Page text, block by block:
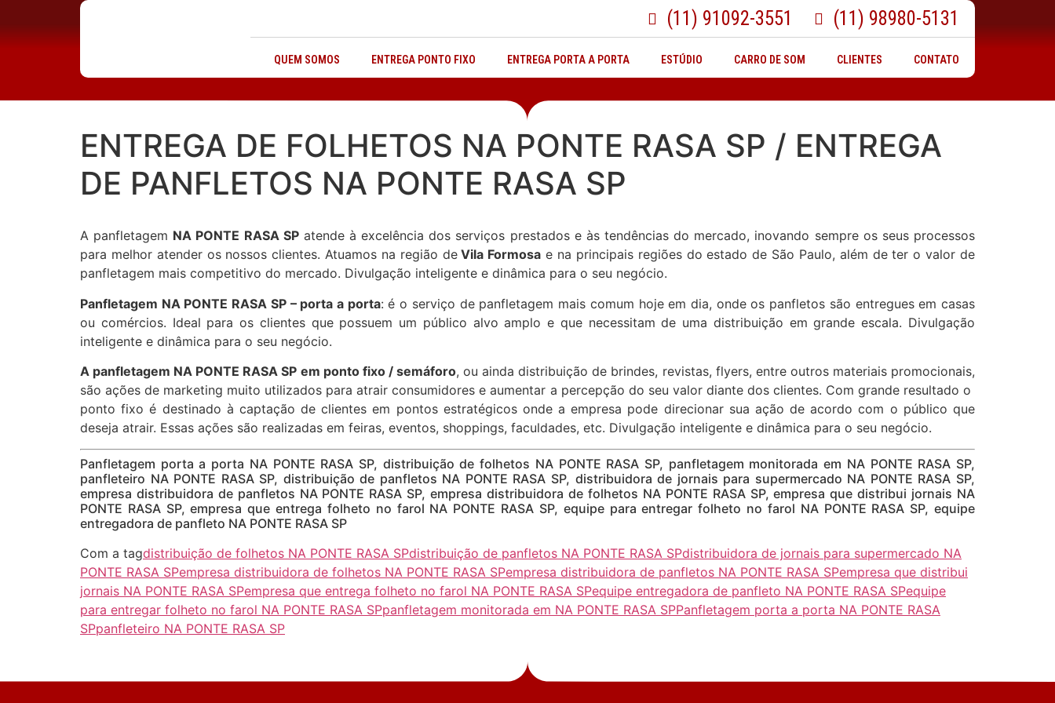
(11) 91092-3551 (11) 98980-5131
QUEM SOMOS ENTREGA PONTO FIXO ENTREGA PORTA A PORTA ESTÚDIO CARRO DE SOM CLIENTES CONTATO
ENTREGA DE FOLHETOS NA PONTE RASA SP / ENTREGA
DE PANFLETOS NA PONTE RASA SP
A panfletagem NA PONTE RASA SPatende à excelência dos serviços prestados e às tendências do mercado, inovando sempre os seus processos
para melhor atender os nossos clientes. Atuamos na região deVila Formosa e na principais regiões do estado de São Paulo, além de ter o valor de
panfletagem mais competitivo do mercado. Divulgação inteligente e dinâmica para o seu negócio.
Panfletagem NA PONTE RASA SP – porta a porta: é o serviço de panfletagem mais comum hoje em dia, onde os panfletos são entregues em casas
ou comércios. Ideal para os clientes que possuem um público alvo amplo e que necessitam de uma distribuição em grande escala. Divulgação
inteligente e dinâmica para o seu negócio.
A panfletagem NA PONTE RASA SP em ponto fixo / semáforo, ou ainda distribuição de brindes, revistas, flyers, entre outros materiais promocionais,
são ações de marketing muito utilizados para atrair consumidores e aumentar a percepção do seu valor diante dos clientes. Com grande resultado o
ponto fixo é destinado à captação de clientes em pontos estratégicos onde a empresa pode direcionar sua ação de acordo com o público que
deseja atrair. Essas ações são realizadas em feiras, eventos, shoppings, faculdades, etc. Divulgação inteligente e dinâmica para o seu negócio.
Panfletagem porta a porta NA PONTE RASA SP, distribuição de folhetos NA PONTE RASA SP, panfletagem monitorada em NA PONTE RASA SP,
panfleteiro NA PONTE RASA SP, distribuição de panfletos NA PONTE RASA SP, distribuidora de jornais para supermercado NA PONTE RASA SP,
empresa distribuidora de panfletos NA PONTE RASA SP, empresa distribuidora de folhetos NA PONTE RASA SP, empresa que distribui jornais NA
PONTE RASA SP, empresa que entrega folheto no farol NA PONTE RASA SP, equipe para entregar folheto no farol NA PONTE RASA SP, equipe
entregadora de panfleto NA PONTE RASA SP
Com a tagdistribuição de folhetos NA PONTE RASA SPdistribuição de panfletos NA PONTE RASA SPdistribuidora de jornais para supermercado NA
PONTE RASA SPempresa distribuidora de folhetos NA PONTE RASA SPempresa distribuidora de panfletos NA PONTE RASA SPempresa que distribui
jornais NA PONTE RASA SPempresa que entrega folheto no farol NA PONTE RASA SPequipe entregadora de panfleto NA PONTE RASA SPequipe
para entregar folheto no farol NA PONTE RASA SPpanfletagem monitorada em NA PONTE RASA SPPanfletagem porta a porta NA PONTE RASA
SPpanfleteiro NA PONTE RASA SP